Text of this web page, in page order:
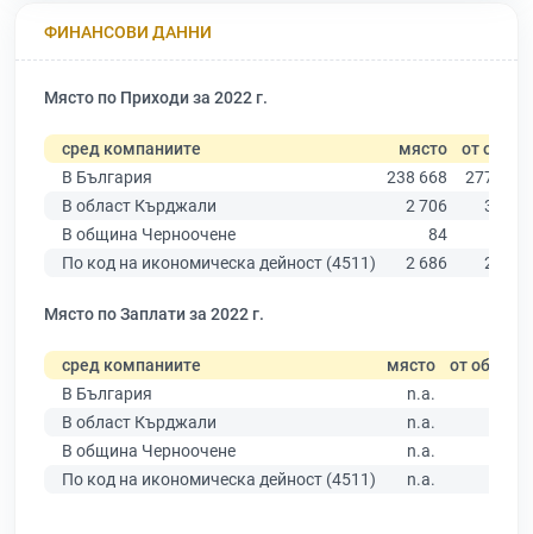
ФИНАНСОВИ ДАННИ
Място по Приходи за 2022 г.
сред компаниите място
от общо
В България
238 668
277 019
В област Кърджали
2 706
3 205
В община Черноочене
84
По код на икономическа дейност (4511)
2 686 2 901
Място по Заплати за 2022 г.
сред компаниите място от общо
В България
n.a.
В област Кърджали
n.a.
В община Черноочене
n.a.
По код на икономическа дейност (4511)
n.a.